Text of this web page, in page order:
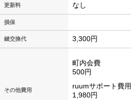
更新料 なし
損保
鍵交換代 3,300円
その他費用
町内会費
500円
ruumサポート費用
1,980円